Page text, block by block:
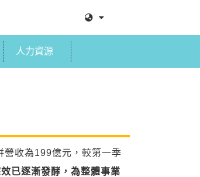
人力資源
收為199億元，較第一季
已逐漸發酵，為整體事業